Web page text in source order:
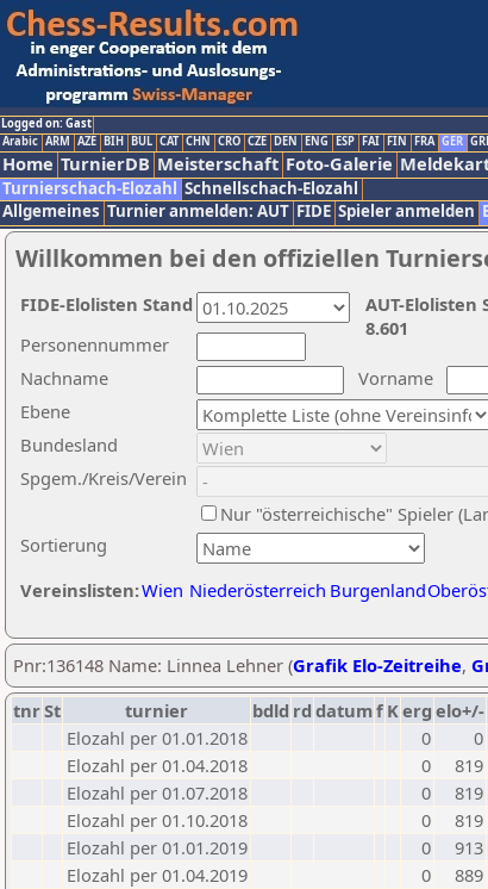
Logged on: Gast
Arabic ARM AZE BIH BUL CAT CHN CRO CZE DEN ENG ESP FAI FIN FRA GER
Home TurnierDB Meisterschaft Foto-Galerie
Turnierschach-Elozahl Schnellschach-Elozahl
Allgemeines Turnier anmelden: AUT FIDE Spieler anmelden
Willkommen bei den offiziellen
Nachname
Vorname
Ebene
Sortierung
Personennummer
Bundesland
Spgem./Kreis/Verein
Nur "österreichische" Spieler
Vereinslisten:Wien Niederösterreich Burgenland
AUT-Elolisten
8.601
FIDE-Elolisten Stand
Pnr:136148 Name: Linnea Lehner (Grafik Elo-Zeitreihe,
tnrSt turnier bdld rd datumf Kerg elo+/-
Elozahl per 01.01.2018
0
0
Elozahl per 01.04.2018
0
819
Elozahl per 01.07.2018
0
819
Elozahl per 01.10.2018
0
819
Elozahl per 01.01.2019
0
913
Elozahl per 01.04.2019
0
889